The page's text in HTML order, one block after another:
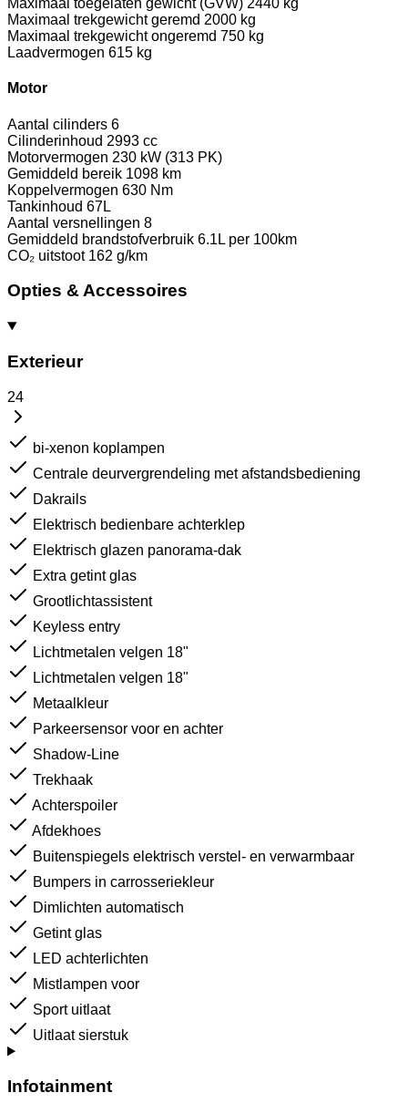
Maximaal toegelaten gewicht (GVW) 2440 kg
Maximaal trekgewicht geremd 2000 kg
Maximaal trekgewicht ongeremd 750 kg
Laadvermogen 615 kg
Motor
Aantal cilinders 6
Cilinderinhoud 2993 cc
Motorvermogen 230 kW (313 PK)
Gemiddeld bereik 1098 km
Koppelvermogen 630 Nm
Tankinhoud 67L
Aantal versnellingen 8
Gemiddeld brandstofverbruik 6.1L per 100km
CO₂ uitstoot 162 g/km
Opties & Accessoires
Exterieur
24
bi-xenon koplampen
Centrale deurvergrendeling met afstandsbediening
Dakrails
Elektrisch bedienbare achterklep
Elektrisch glazen panorama-dak
Extra getint glas
Grootlichtassistent
Keyless entry
Lichtmetalen velgen 18"
Lichtmetalen velgen 18"
Metaalkleur
Parkeersensor voor en achter
Shadow-Line
Trekhaak
Achterspoiler
Afdekhoes
Buitenspiegels elektrisch verstel- en verwarmbaar
Bumpers in carrosseriekleur
Dimlichten automatisch
Getint glas
LED achterlichten
Mistlampen voor
Sport uitlaat
Uitlaat sierstuk
Infotainment